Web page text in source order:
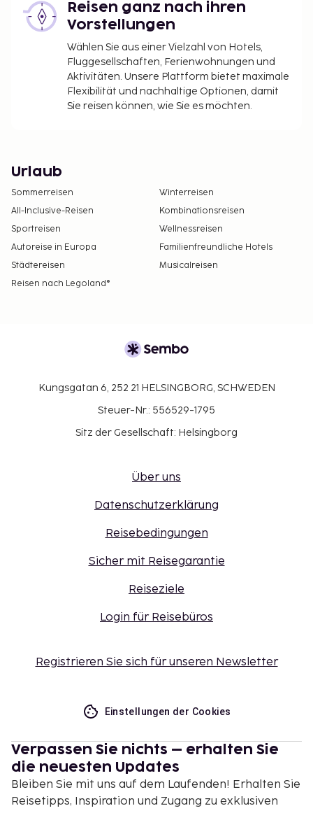
Reisen ganz nach ihren
Vorstellungen
Wählen Sie aus einer Vielzahl von Hotels,
Fluggesellschaften, Ferienwohnungen und
Aktivitäten. Unsere Plattform bietet maximale
Flexibilität und nachhaltige Optionen, damit
Sie reisen können, wie Sie es möchten.
Urlaub
Sommerreisen
Winterreisen
All-Inclusive-Reisen
Kombinationsreisen
Sportreisen
Wellnessreisen
Autoreise in Europa
Familienfreundliche Hotels
Städtereisen
Musicalreisen
Reisen nach Legoland®
Kungsgatan 6, 252 21 HELSINGBORG, SCHWEDEN
Steuer-Nr.: 556529-1795
Sitz der Gesellschaft: Helsingborg
Über uns
Datenschutzerklärung
Reisebedingungen
Sicher mit Reisegarantie
Reiseziele
Login für Reisebüros
Registrieren Sie sich für unseren Newsletter
Einstellungen der Cookies
Verpassen Sie nichts – erhalten Sie
die neuesten Updates
Bleiben Sie mit uns auf dem Laufenden! Erhalten Sie
Reisetipps, Inspiration und Zugang zu exklusiven